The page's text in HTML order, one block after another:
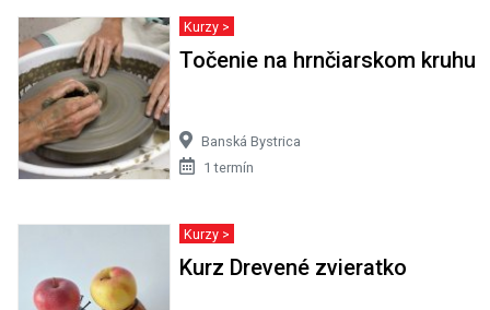
Kurzy >
Točenie na hrnčiarskom kruhu
Banská Bystrica
1 termín
Kurzy >
Kurz Drevené zvieratko